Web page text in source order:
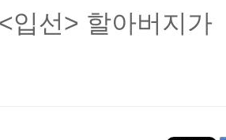
입선> 할아버지가